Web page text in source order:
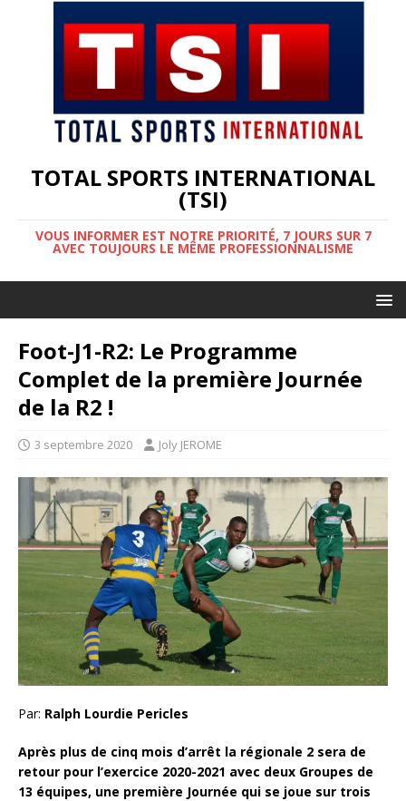
TOTAL SPORTS INTERNATIONAL
(TSI)
VOUS INFORMER EST NOTRE PRIORITÉ, 7 JOURS SUR 7
AVEC TOUJOURS LE MÊME PROFESSIONNALISME
Foot-J1-R2: Le Programme
Complet de la première Journée
de la R2 !
3 septembre 2020 Joly JEROME
Par: Ralph Lourdie Pericles
Après plus de cinq mois d’arrêt la régionale 2 sera de
retour pour l’exercice 2020-2021 avec deux Groupes de
13 équipes, une première Journée qui se joue sur trois